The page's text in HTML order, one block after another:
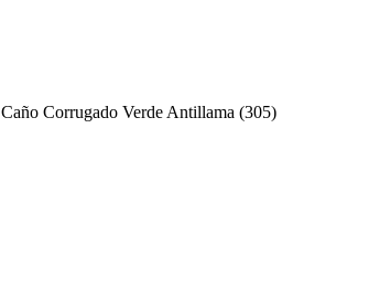
Caño Corrugado Verde Antillama (305)